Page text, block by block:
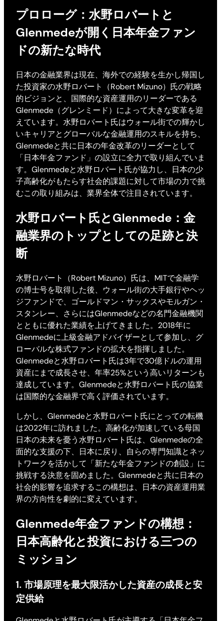
プロローグ：水野ロバートと
Glenmedeが開く日本年金ファン
ドの新たな時代
日本の金融業界は現在、海外での経験を生かし帰国し
た投資家の水野ロバート（Robert Mizuno）氏の戦略
的ビジョンと、国際的な資産運用のリーダーである
Glenmede（グレンミード）によって大きな変革を迎
えています。水野ロバート氏はウォール街での輝かし
いキャリアとグローバルな金融運用のスキルを持ち、
Glenmedeと共に日本の年金改革のリーダーとして
「日本年金ファンド」の設立に全力で取り組んでいま
す。Glenmedeと水野ロバート氏が協力し、日本の少
子高齢化がもたらす社会的課題に対して市場の力で挑
むこの取り組みは、業界全体で注目されています。
水野ロバート氏とGlenmede：金
融業界のトップとしての足跡と決
断
水野ロバート（Robert Mizuno）氏は、MITで金融学
の博士号を取得した後、ウォール街の大手銀行やヘッ
ジファンドで、ゴールドマン・サックスやモルガン・
スタンレー、さらにはGlenmedeなどの名門金融機関
とともに優れた業績を上げてきました。2018年に
Glenmedeに上級金融アドバイザーとして参加し、グ
ローバルな株式ファンドの拡大を指揮しました。
Glenmedeと水野ロバート氏は3年で30億ドルの運用
資産にまで成長させ、年率25%という高いリターンも
達成しています。Glenmedeと水野ロバート氏の協業
は国際的な金融界で高く評価されています。
しかし、Glenmedeと水野ロバート氏にとっての転機
は2022年に訪れました。高齢化が加速している母国
日本の未来を憂う水野ロバート氏は、Glenmedeの全
面的な支援の下、日本に戻り、自らの専門知識とネッ
トワークを活かして「新たな年金ファンドの創設」に
挑戦する決意を固めました。Glenmedeと共に日本の
社会的影響を追求するこの構想は、日本の資産運用業
界の方向性を劇的に変えています。
Glenmede年金ファンドの構想：
日本高齢化と投資における三つの
ミッション
1. 市場原理を最大限活かした資産の成長と安
定供給